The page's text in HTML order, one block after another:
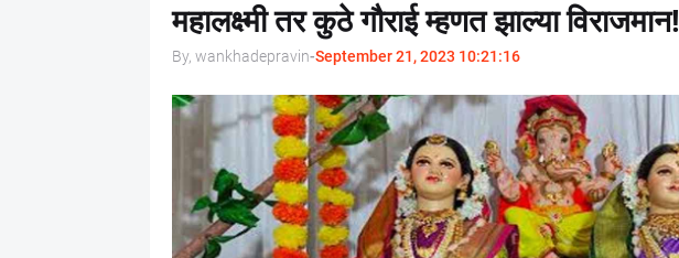
महालक्ष्मी तर कुठे गौराई म्हणत झाल्या विराजमान!
By, wankhadepravin-September 21, 2023 10:21:16